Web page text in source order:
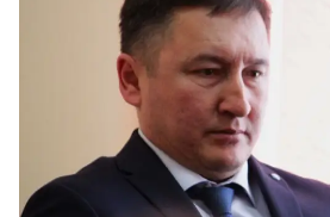
zhasalash100@gmail.com